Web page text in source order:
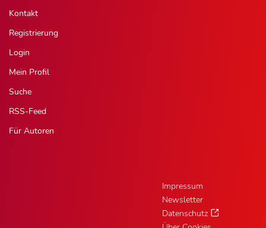
Kontakt
Registrierung
Login
Mein Profil
Suche
RSS-Feed
Für Autoren
Impressum
Newsletter
Datenschutz